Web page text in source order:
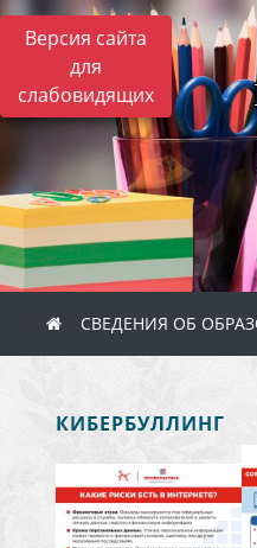
Версия сайта
для
слабовидящих
СВЕДЕНИЯ ОБ
КИБЕРБУЛЛИНГ